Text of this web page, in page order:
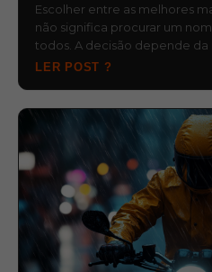
Escolher entre as melhores
não significa procurar um
todos. A decisão depende da
LER POST ?